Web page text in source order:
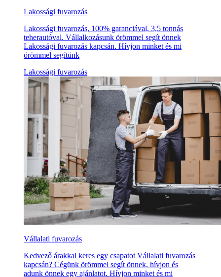
Lakossági fuvarozás
Lakossági fuvarozás, 100% garanciával, 3,5 tonnás
teherautóval. Vállalkozásunk örömmel segít önnek
Lakossági fuvarozás kapcsán. Hívjon minket és mi
örömmel segítünk
Lakossági fuvarozás
Vállalati fuvarozás
Kedvező árakkal keres egy csapatot Vállalati fuvarozás
kapcsán? Cégünk örömmel segít önnek, hívjon és
adunk önnek egy ajánlatot. Hívjon minket és mi